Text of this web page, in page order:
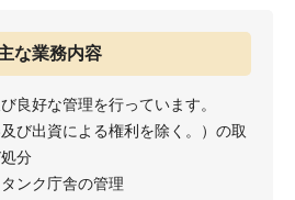
な業務内容
良好な管理を行っています。
び出資による権利を除く。）の取
分
ンク庁舎の管理